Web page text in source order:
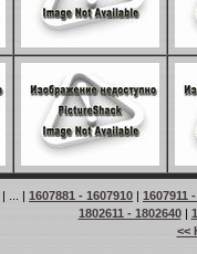
| ... | 1607881 - 1607910 | 1607911
1802611 - 1802640|
<<